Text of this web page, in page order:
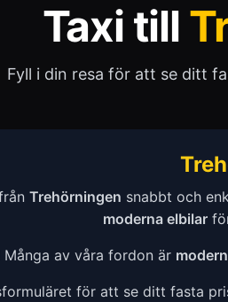
Taxi till
Fyll i din resa för att se ditt
Trehörningen snabbt och
moderna elbilar
av våra fordon är
för att se ditt fasta